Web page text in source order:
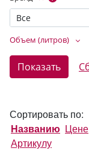
Все
Объем (литров)
Сортировать по:
Названию Цене
Артикулу